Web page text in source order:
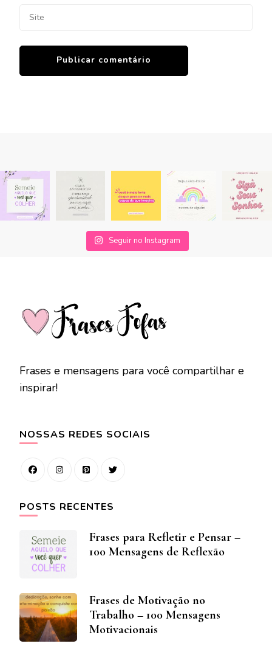
Seguir no Instagram
Frases e mensagens para você compartilhar e
inspirar!
NOSSAS REDES SOCIAIS
POSTS RECENTES
Frases para Refletir e Pensar –
100 Mensagens de Reflexão
Frases de Motivação no
Trabalho – 100 Mensagens
Motivacionais